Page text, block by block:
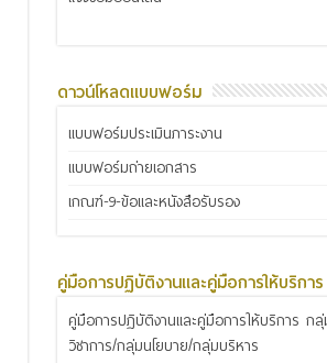
ดาวน์โหลดแบบฟอร์ม
แบบฟอร์มประเมินภาระงาน
แบบฟอร์มถ่ายเอกสาร
เกณฑ์-9-ข้อและหนังสือรับรอง
คู่มือการปฏิบัติงานและคู่มือการให้บริการ
คู่มือการปฏิบัติงานและคู่มือการให้บริการ กลุ่
วิชาการ/กลุ่มนโยบาย/กลุ่มบริหาร